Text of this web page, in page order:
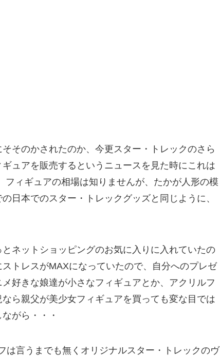
そのかされたのか、今更スター・トレックのさら
ュアを販売するというニュースを見た時にこれは
ィギュアの相場は知りませんが、たかが人形の模
日本でのスター・トレックグッズと同じように、
ネットショッピングのお気に入りに入れていたの
トレスがMAXになっていたので、自分へのプレゼ
好きな娘達が小さなフィギュアとか、アクリルフ
ら親父が美少女フィギュアを買っても変な目では
がら・・・
は言うまでも無くオリジナルスター・トレックのヴ